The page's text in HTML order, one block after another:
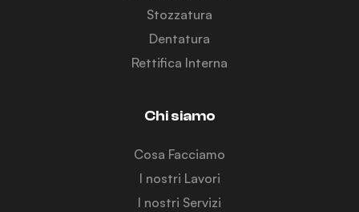
Stozzatura
Dentatura
Rettifica Interna
Chi siamo
Cosa Facciamo
I nostri Lavori
I nostri Servizi